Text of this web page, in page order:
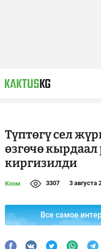
Түптөгү сел
өзгөчө
киргизилди
Коом 3307 3 августа
Все самое